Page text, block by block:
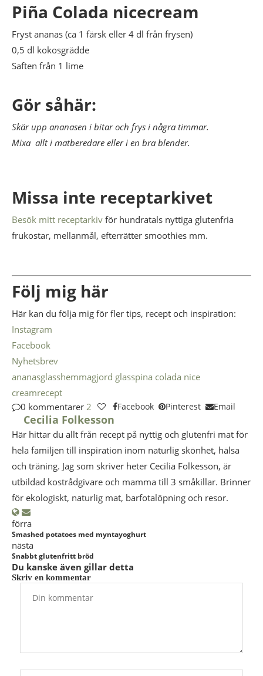
Piña Colada nicecream
Fryst ananas (ca 1 färsk eller 4 dl från frysen)
0,5 dl kokosgrädde
Saften från 1 lime
Gör såhär:
Skär upp ananasen i bitar och frys i några timmar.
Mixa allt i matberedare eller i en bra blender.
Missa inte receptarkivet
Besök mitt receptarkiv för hundratals nyttiga glutenfria
frukostar, mellanmål, efterrätter smoothies mm.
Följ mig här
Här kan du följa mig för fler tips, recept och inspiration:
Instagram
Facebook
Nyhetsbrev
ananasglasshemmagjord glasspina colada nice
creamrecept
0 kommentarer 2 Facebook Pinterest Email
Cecilia Folkesson
Här hittar du allt från recept på nyttig och glutenfri mat för
hela familjen till inspiration inom naturlig skönhet, hälsa
och träning. Jag som skriver heter Cecilia Folkesson, är
utbildad kostrådgivare och mamma till 3 småkillar. Brinner
för ekologiskt, naturlig mat, barfotalöpning och resor.
förra
Smashed potatoes med myntayoghurt
nästa
Snabbt glutenfritt bröd
Du kanske även gillar detta
Skriv en kommentar